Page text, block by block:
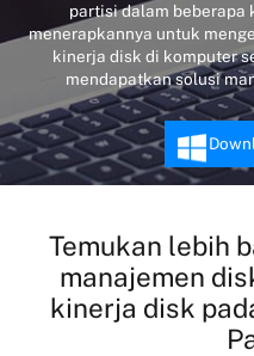
partisi dalam beberapa
menerapkannya untuk
kinerja disk di komputer
mendapatkan solusi
Temukan lebih
manajemen
kinerja disk